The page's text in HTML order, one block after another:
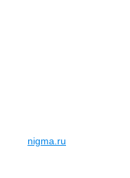
nigma.ru